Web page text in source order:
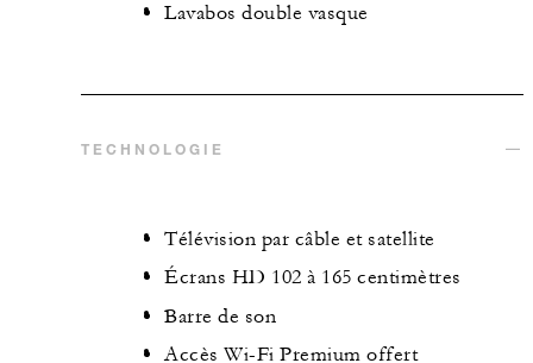
Lavabos double vasque
TECHNOLOGIE
Télévision par câble et satellite
Écrans HD 102 à 165 centimètres
Barre de son
Accès Wi-Fi Premium offert